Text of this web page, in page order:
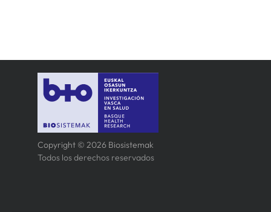
Copyright © 2026 Biosistemak
Todos los derechos reservados